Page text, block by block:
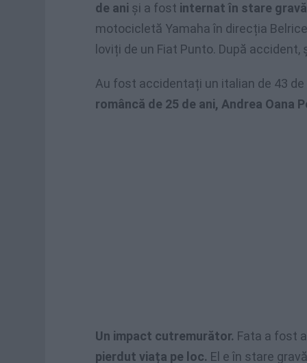
de ani și a fost internat în stare
motocicletă Yamaha în direcția
loviți de un Fiat Punto. După
Au fost accidentați un italian de 43
româncă de 25 de ani, Andrea Oana
Un impact cutremurător. Fata a fost
pierdut viața pe loc. El e în stare